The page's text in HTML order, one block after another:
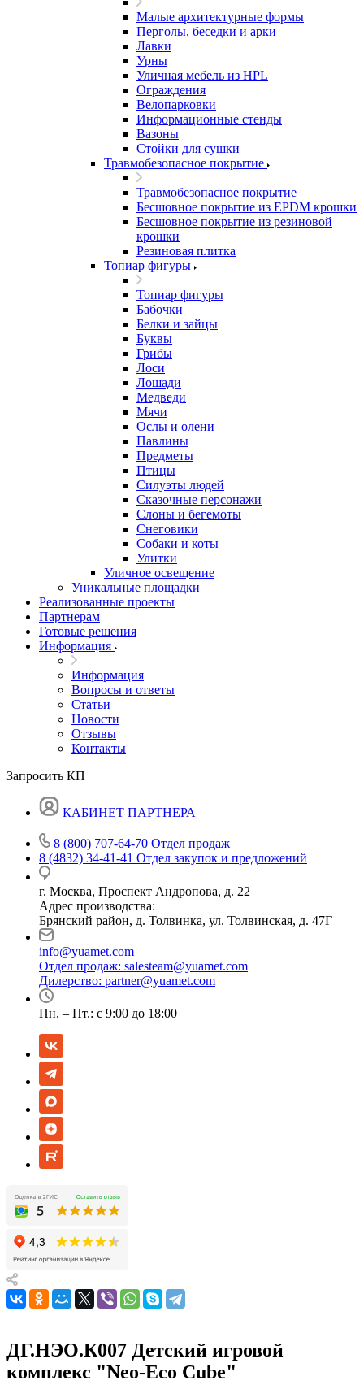
Малые архитектурные формы
Перголы, беседки и арки
Лавки
Урны
Уличная мебель из HPL
Ограждения
Велопарковки
Информационные стенды
Вазоны
Стойки для сушки
Травмобезопасное покрытие
Травмобезопасное покрытие
Бесшовное покрытие из EPDM крошки
Бесшовное покрытие из резиновой
крошки
Резиновая плитка
Топиар фигуры
Топиар фигуры
Бабочки
Белки и зайцы
Буквы
Грибы
Лоси
Лошади
Медведи
Мячи
Ослы и олени
Павлины
Предметы
Птицы
Силуэты людей
Сказочные персонажи
Слоны и бегемоты
Снеговики
Собаки и коты
Улитки
Уличное освещение
Уникальные площадки
Реализованные проекты
Партнерам
Готовые решения
Информация
Информация
Вопросы и ответы
Статьи
Новости
Отзывы
Контакты
Запросить КП
КАБИНЕТ ПАРТНЕРА
8 (800) 707-64-70 Отдел продаж
8 (4832) 34-41-41 Отдел закупок и предложений
г. Москва, Проспект Андропова, д. 22
Адрес производства:
Брянский район, д. Толвинка, ул. Толвинская, д. 47Г
info@yuamet.com
Отдел продаж: salesteam@yuamet.com
Дилерство: partner@yuamet.com
Пн. – Пт.: с 9:00 до 18:00
ДГ.НЭО.К007 Детский игровой
комплекс "Neo-Eco Cube"